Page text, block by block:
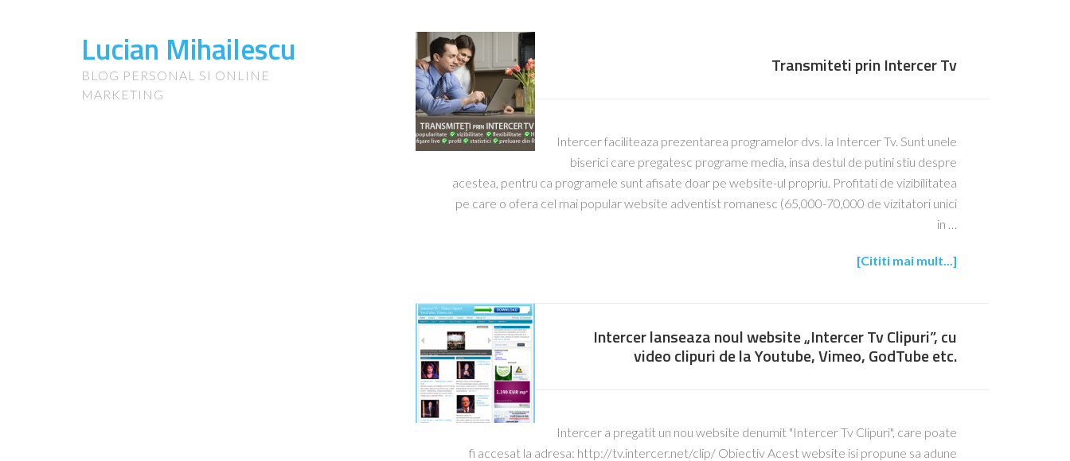
Lucian Mihailescu
BLOG PERSONAL SI ONLINE
MARKETING
Transmiteti prin Intercer Tv
Intercer faciliteaza prezentarea programelor dvs. la Intercer Tv. Sunt unele
biserici care pregatesc programe media, insa destul de putini stiu despre
acestea, pentru ca programele sunt afisate doar pe website-ul propriu. Profitati de vizibilitatea
pe care o ofera cel mai popular website adventist romanesc (65,000-70,000 de vizitatori unici
in …
[Cititi mai mult...]
Intercer lanseaza noul website „Intercer Tv Clipuri”, cu
video clipuri de la Youtube, Vimeo, GodTube etc.
Intercer a pregatit un nou website denumit "Intercer Tv Clipuri", care poate
fi accesat la adresa: http://tv.intercer.net/clip/ Obiectiv Acest website isi propune sa adune